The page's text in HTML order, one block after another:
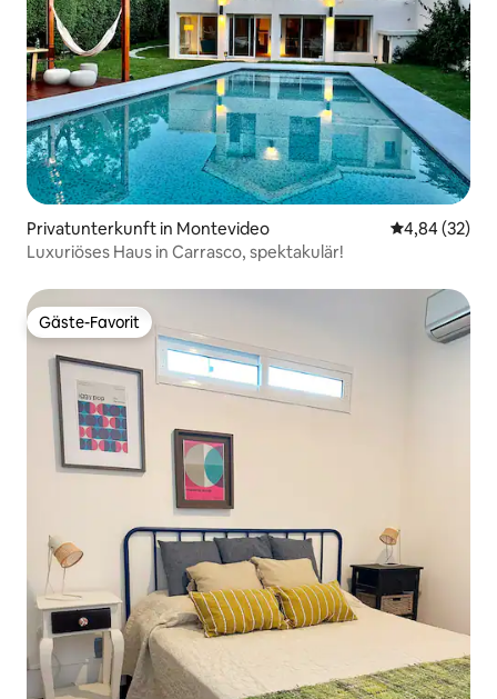
Privatunterkunft in Montevideo
4,84 (32)
Luxuriöses Haus in Carrasco, spektakulär!
Gäste-Favorit
Gäste-Favorit